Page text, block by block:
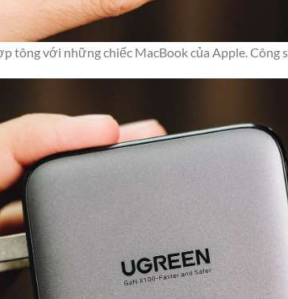
tông với những chiếc MacBook của Apple. Công